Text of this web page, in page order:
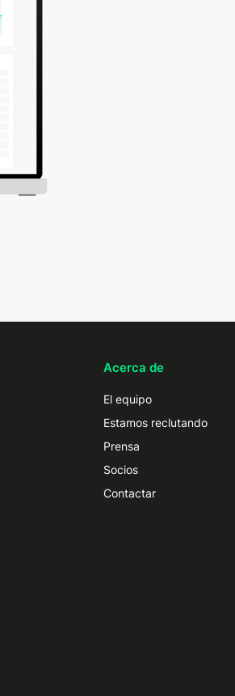
Acerca de
El equipo
Estamos reclutando
Prensa
Socios
Contactar